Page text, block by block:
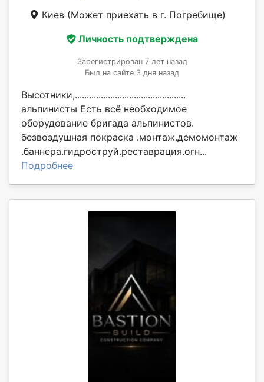
Киев (Может приехать в г. Погребище)
Личность подтверждена
Зарегистрирован 7 лет назад
Был на сайте 3 дня назад
Высотники,...............................................
альпинисты Есть всё необходимое
оборудование бригада альпинистов.
безвоздушная покраска .монтаж.демомонтаж
.баннера.гидроструй.реставрация.огн...
Подробнее